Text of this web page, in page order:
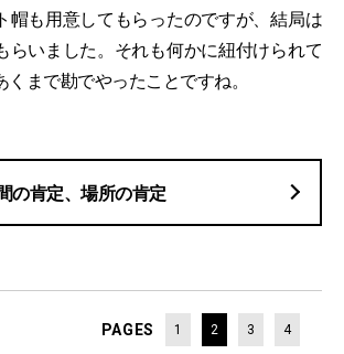
帽も用意してもらったのですが、結局は
らいました。それも何かに紐付けられて
くまで勘でやったことですね。
の肯定、場所の肯定
PAGES 1 2 3 4